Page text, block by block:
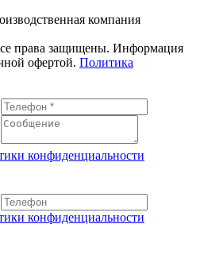
компания
права защищены. Информация
офертой. Политика
конфиденциальности
конфиденциальности